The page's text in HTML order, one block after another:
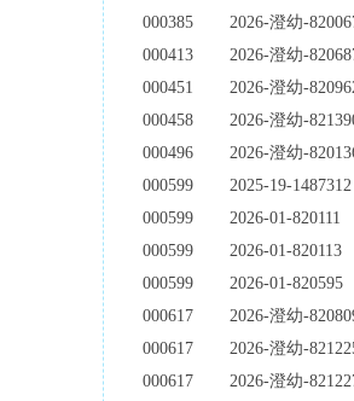
000385
2026-澄幼-
000413
2026-澄幼-
000451
2026-澄幼-
000458
2026-澄幼-
000496
2026-澄幼-
000599
2025-19-1487312
000599
2026-01-820111
000599
2026-01-820113
000599
2026-01-820595
000617
2026-澄幼-
000617
2026-澄幼-
000617
2026-澄幼-